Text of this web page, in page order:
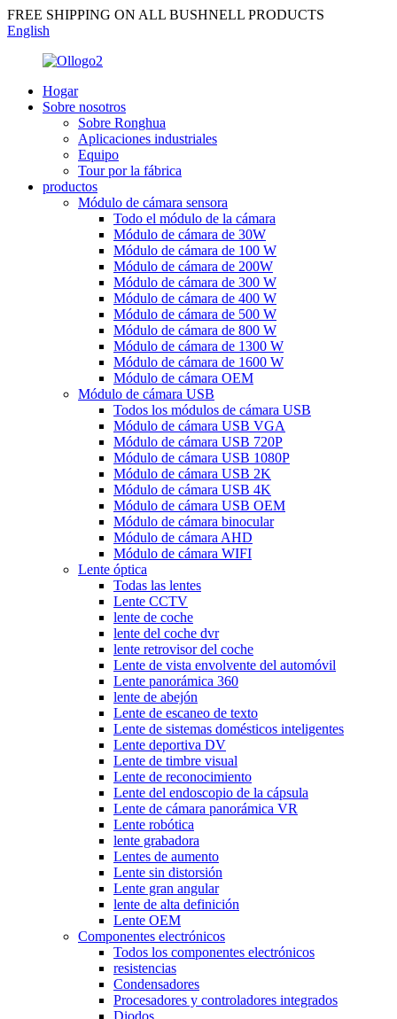
FREE SHIPPING ON ALL BUSHNELL PRODUCTS
English
Hogar
Sobre nosotros
Sobre Ronghua
Aplicaciones industriales
Equipo
Tour por la fábrica
productos
Módulo de cámara sensora
Todo el módulo de la cámara
Módulo de cámara de 30W
Módulo de cámara de 100 W
Módulo de cámara de 200W
Módulo de cámara de 300 W
Módulo de cámara de 400 W
Módulo de cámara de 500 W
Módulo de cámara de 800 W
Módulo de cámara de 1300 W
Módulo de cámara de 1600 W
Módulo de cámara OEM
Módulo de cámara USB
Todos los módulos de cámara USB
Módulo de cámara USB VGA
Módulo de cámara USB 720P
Módulo de cámara USB 1080P
Módulo de cámara USB 2K
Módulo de cámara USB 4K
Módulo de cámara USB OEM
Módulo de cámara binocular
Módulo de cámara AHD
Módulo de cámara WIFI
Lente óptica
Todas las lentes
Lente CCTV
lente de coche
lente del coche dvr
lente retrovisor del coche
Lente de vista envolvente del automóvil
Lente panorámica 360
lente de abejón
Lente de escaneo de texto
Lente de sistemas domésticos inteligentes
Lente deportiva DV
Lente de timbre visual
Lente de reconocimiento
Lente del endoscopio de la cápsula
Lente de cámara panorámica VR
Lente robótica
lente grabadora
Lentes de aumento
Lente sin distorsión
Lente gran angular
lente de alta definición
Lente OEM
Componentes electrónicos
Todos los componentes electrónicos
resistencias
Condensadores
Procesadores y controladores integrados
Diodos